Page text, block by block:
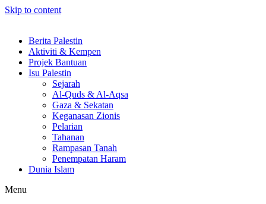
Skip to content
Berita Palestin
Aktiviti & Kempen
Projek Bantuan
Isu Palestin
Sejarah
Al-Quds & Al-Aqsa
Gaza & Sekatan
Keganasan Zionis
Pelarian
Tahanan
Rampasan Tanah
Penempatan Haram
Dunia Islam
Menu